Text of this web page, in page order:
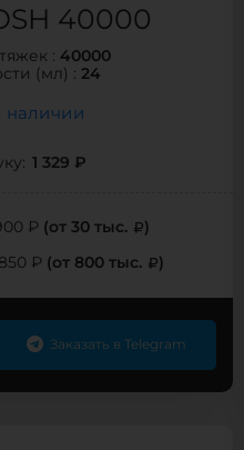
40000
: 40000
(мл) : 24
наличии
1 329 ₽
₽ (от 30 тыс. )
850 ₽ (от 800 тыс. )
Заказать в Telegram